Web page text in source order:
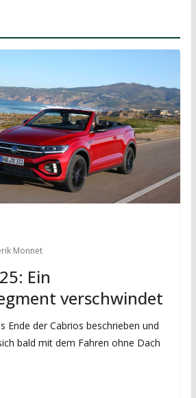
Monnet
Ein
verschwindet
Ende der Cabrios beschrieben und
bald mit dem Fahren ohne Dach